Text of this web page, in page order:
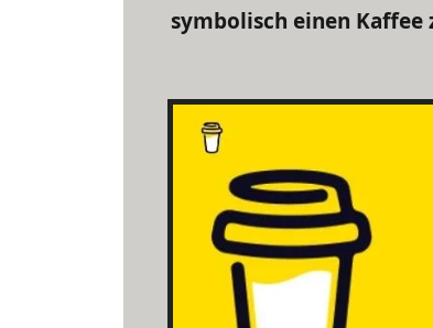
symbolisch einen Kaffee